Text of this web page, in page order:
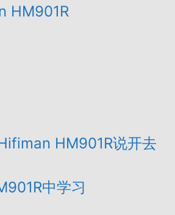
HM901R
HM901R说开去
中学习